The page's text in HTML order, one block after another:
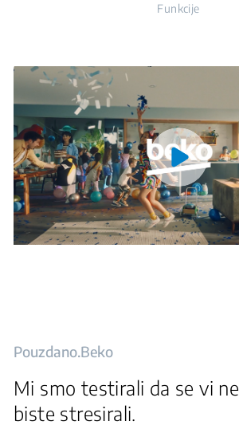
Funkcije
Pouzdano.Beko
Mi smo testirali da se vi ne
biste stresirali.